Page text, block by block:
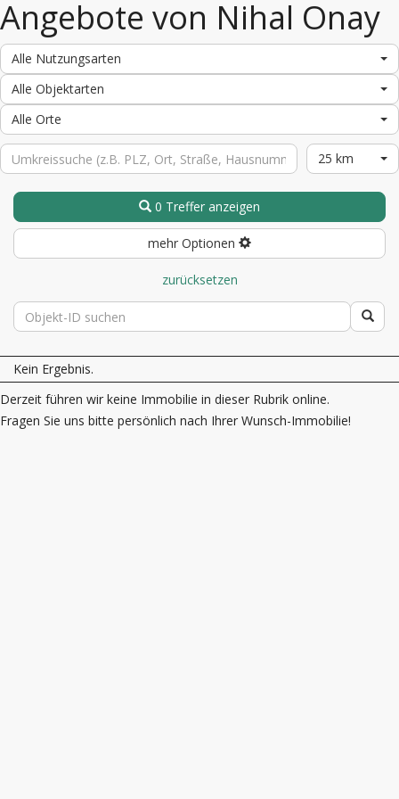
Angebote von Nihal Onay
Alle Nutzungsarten
Alle Objektarten
Alle Orte
25 km
0 Treffer anzeigen
mehr Optionen
zurücksetzen
Kein Ergebnis.
Derzeit führen wir keine Immobilie in dieser Rubrik online.
Fragen Sie uns bitte persönlich nach Ihrer Wunsch-Immobilie!